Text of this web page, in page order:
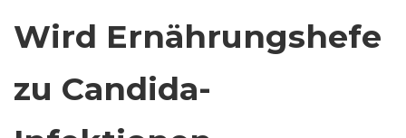
Wird Ernährungshefe
zu Candida-